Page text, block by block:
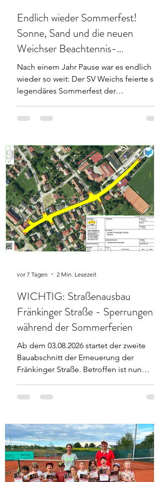
Endlich wieder Sommerfest!
Sonne, Sand und die neuen
Weichser Beachtennis-
Vereinsmeister 2026
Nach einem Jahr Pause war es endlich
wieder so weit: Der SV Weichs feierte
legendäres Sommerfest der
Traumwetter und strahlendem
Arena. Im Mittelpunkt stand dieses Jahr
das mit Spannung erwartete Beachtennis-
Turnier. Insgesamt 24 hochmotivierte
Teilnehmer kämpften im Sand um jeden
Zentimeter. Das Besondere: Die
Paarungen wurden für jede Runde immer
neu ausgelost! Gespiel
WICHTIG: Straßenausbau
Fränkinger Straße - Sperrungen
während der Sommerferien
Ab dem 03.08.2026 startet der zweite
Bauabschnitt der Erneuerung der
Fränkinger Straße. Betroffen ist nun
primär der Teilbereich ab der Karl-Eberle-
der weitere Verlauf der Fränkinger Straße
hin zur Ortsmitte wie auch dem
beigefügten Plan zu entnehmen ist. Die
Vollsperrung besteht während des
Zeitraums für den gesamten Bereich, zum
vor 7 Tagen 2 Min. Lesezeit